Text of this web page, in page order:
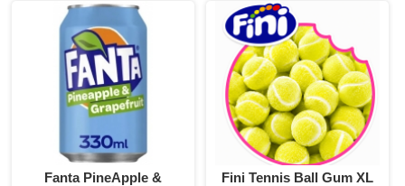
Fanta PineApple &
Fini Tennis Ball Gum XL